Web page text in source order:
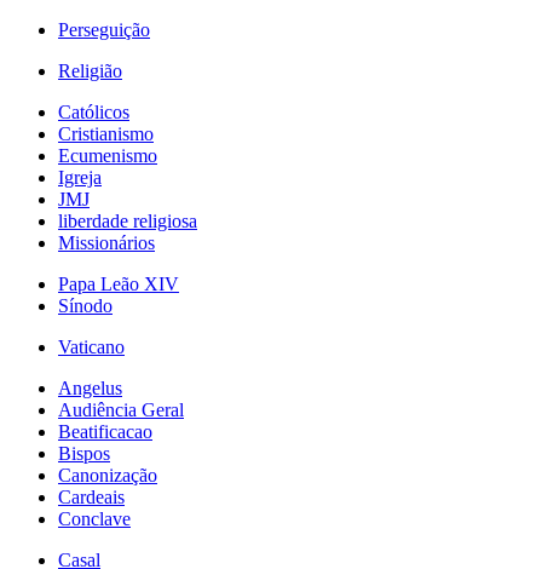
Perseguição
Religião
Católicos
Cristianismo
Ecumenismo
Igreja
JMJ
liberdade religiosa
Missionários
Papa Leão XIV
Sínodo
Vaticano
Angelus
Audiência Geral
Beatificacao
Bispos
Canonização
Cardeais
Conclave
Casal